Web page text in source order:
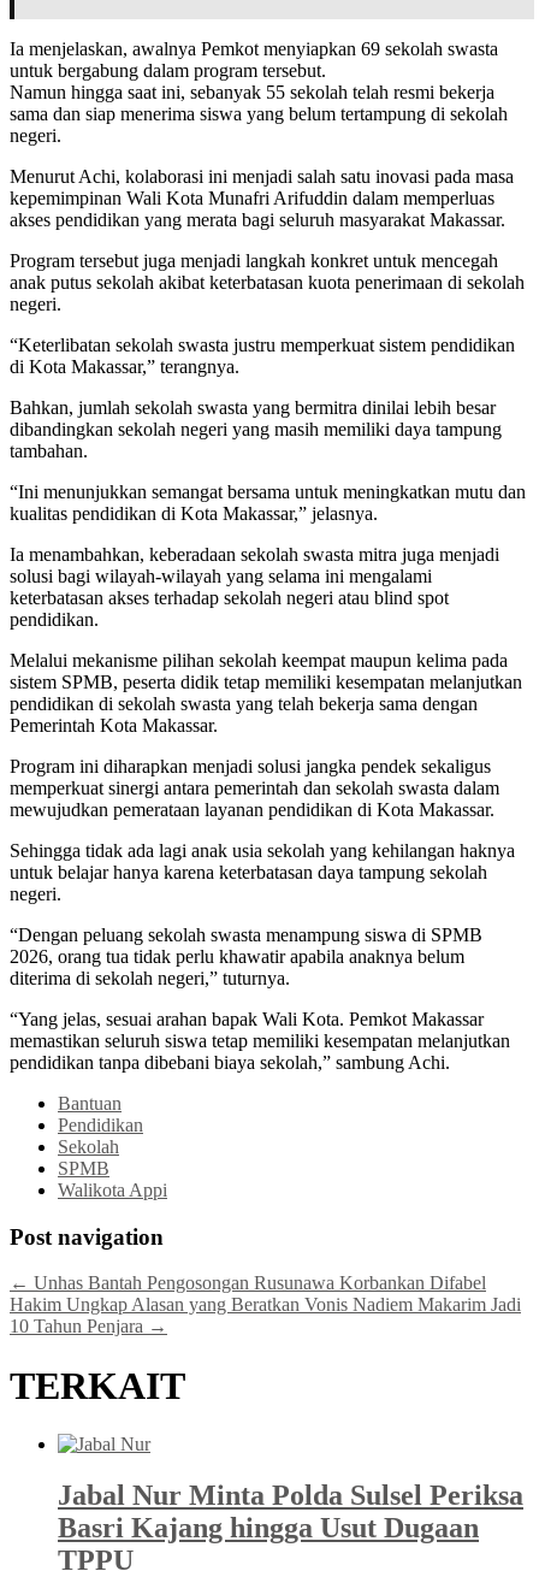
Ia menjelaskan, awalnya Pemkot menyiapkan 69 sekolah swasta
untuk bergabung dalam program tersebut.
Namun hingga saat ini, sebanyak 55 sekolah telah resmi bekerja
sama dan siap menerima siswa yang belum tertampung di sekolah
negeri.
Menurut Achi, kolaborasi ini menjadi salah satu inovasi pada masa
kepemimpinan Wali Kota Munafri Arifuddin dalam memperluas
akses pendidikan yang merata bagi seluruh masyarakat Makassar.
Program tersebut juga menjadi langkah konkret untuk mencegah
anak putus sekolah akibat keterbatasan kuota penerimaan di sekolah
negeri.
“Keterlibatan sekolah swasta justru memperkuat sistem pendidikan
di Kota Makassar,” terangnya.
Bahkan, jumlah sekolah swasta yang bermitra dinilai lebih besar
dibandingkan sekolah negeri yang masih memiliki daya tampung
tambahan.
“Ini menunjukkan semangat bersama untuk meningkatkan mutu dan
kualitas pendidikan di Kota Makassar,” jelasnya.
Ia menambahkan, keberadaan sekolah swasta mitra juga menjadi
solusi bagi wilayah-wilayah yang selama ini mengalami
keterbatasan akses terhadap sekolah negeri atau blind spot
pendidikan.
Melalui mekanisme pilihan sekolah keempat maupun kelima pada
sistem SPMB, peserta didik tetap memiliki kesempatan melanjutkan
pendidikan di sekolah swasta yang telah bekerja sama dengan
Pemerintah Kota Makassar.
Program ini diharapkan menjadi solusi jangka pendek sekaligus
memperkuat sinergi antara pemerintah dan sekolah swasta dalam
mewujudkan pemerataan layanan pendidikan di Kota Makassar.
Sehingga tidak ada lagi anak usia sekolah yang kehilangan haknya
untuk belajar hanya karena keterbatasan daya tampung sekolah
negeri.
“Dengan peluang sekolah swasta menampung siswa di SPMB
2026, orang tua tidak perlu khawatir apabila anaknya belum
diterima di sekolah negeri,” tuturnya.
“Yang jelas, sesuai arahan bapak Wali Kota. Pemkot Makassar
memastikan seluruh siswa tetap memiliki kesempatan melanjutkan
pendidikan tanpa dibebani biaya sekolah,” sambung Achi.
Bantuan
Pendidikan
Sekolah
SPMB
Walikota Appi
Post navigation
← Unhas Bantah Pengosongan Rusunawa Korbankan Difabel
Hakim Ungkap Alasan yang Beratkan Vonis Nadiem Makarim Jadi
10 Tahun Penjara →
TERKAIT
Jabal Nur Minta Polda Sulsel Periksa
Basri Kajang hingga Usut Dugaan
TPPU